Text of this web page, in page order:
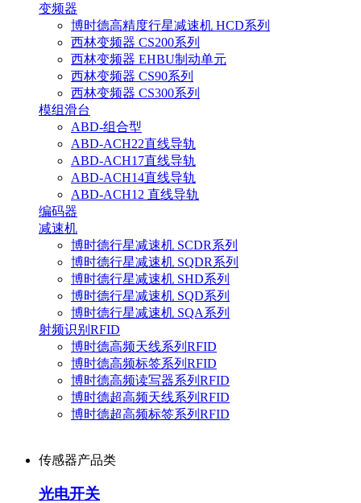
变频器
博时德高精度行星减速机 HCD系列
西林变频器 CS200系列
西林变频器 EHBU制动单元
西林变频器 CS90系列
西林变频器 CS300系列
模组滑台
ABD-组合型
ABD-ACH22直线导轨
ABD-ACH17直线导轨
ABD-ACH14直线导轨
ABD-ACH12 直线导轨
编码器
减速机
博时德行星减速机 SCDR系列
博时德行星减速机 SQDR系列
博时德行星减速机 SHD系列
博时德行星减速机 SQD系列
博时德行星减速机 SQA系列
射频识别RFID
博时德高频天线系列RFID
博时德高频标签系列RFID
博时德高频读写器系列RFID
博时德超高频天线系列RFID
博时德超高频标签系列RFID
传感器产品类
光电开关